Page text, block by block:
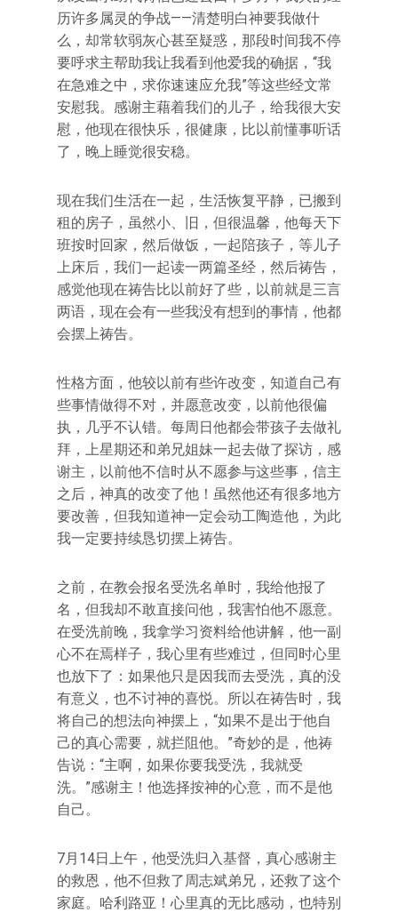
历许多属灵的争战——清楚明白神要我做什
么，却常软弱灰心甚至疑惑，那段时间我不停
要呼求主帮助我让我看到他爱我的确据，“我
在急难之中，求你速速应允我”等这些经文常
安慰我。感谢主藉着我们的儿子，给我很大安
慰，他现在很快乐，很健康，比以前懂事听话
了，晚上睡觉很安稳。
现在我们生活在一起，生活恢复平静，已搬到
租的房子，虽然小、旧，但很温馨，他每天下
班按时回家，然后做饭，一起陪孩子，等儿子
上床后，我们一起读一两篇圣经，然后祷告，
感觉他现在祷告比以前好了些，以前就是三言
两语，现在会有一些我没有想到的事情，他都
会摆上祷告。
性格方面，他较以前有些许改变，知道自己有
些事情做得不对，并愿意改变，以前他很偏
执，几乎不认错。每周日他都会带孩子去做礼
拜，上星期还和弟兄姐妹一起去做了探访，感
谢主，以前他不信时从不愿参与这些事，信主
之后，神真的改变了他！虽然他还有很多地方
要改善，但我知道神一定会动工陶造他，为此
我一定要持续恳切摆上祷告。
之前，在教会报名受洗名单时，我给他报了
名，但我却不敢直接问他，我害怕他不愿意。
在受洗前晚，我拿学习资料给他讲解，他一副
心不在焉样子，我心里有些难过，但同时心里
也放下了：如果他只是因我而去受洗，真的没
有意义，也不讨神的喜悦。所以在祷告时，我
将自己的想法向神摆上，“如果不是出于他自
己的真心需要，就拦阻他。”奇妙的是，他祷
告说：“主啊，如果你要我受洗，我就受
洗。”感谢主！他选择按神的心意，而不是他
自己。
7月14日上午，他受洗归入基督，真心感谢主
的救恩，他不但救了周志斌弟兄，还救了这个
家庭。哈利路亚！心里真的无比感动，也特别